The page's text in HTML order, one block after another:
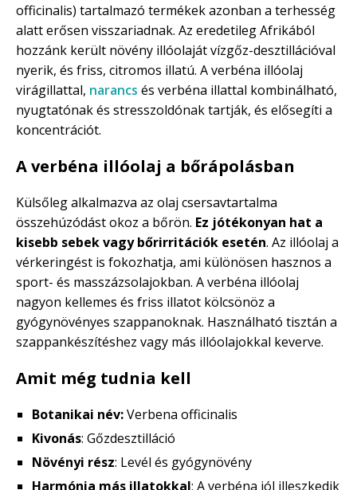
officinalis) tartalmazó termékek azonban a terhesség
alatt erősen visszariadnak. Az eredetileg Afrikából
hozzánk került növény illóolaját vízgőz-desztillációval
nyerik, és friss, citromos illatú. A verbéna illóolaj
virágillattal, narancs és verbéna illattal kombinálható,
nyugtatónak és stresszoldónak tartják, és elősegíti a
koncentrációt.
A verbéna illóolaj a bőrápolásban
Külsőleg alkalmazva az olaj csersavtartalma
összehúzódást okoz a bőrön. Ez jótékonyan hat a
kisebb sebek vagy bőrirritációk esetén. Az illóolaj a
vérkeringést is fokozhatja, ami különösen hasznos a
sport- és masszázsolajokban. A verbéna illóolaj
nagyon kellemes és friss illatot kölcsönöz a
gyógynövényes szappanoknak. Használható tisztán a
szappankészítéshez vagy más illóolajokkal keverve.
Amit még tudnia kell
Botanikai név:Verbena officinalis
Kivonás: Gőzdesztilláció
Növényi rész: Levél és gyógynövény
Harmónia más illatokkal: A verbéna jól illeszkedik